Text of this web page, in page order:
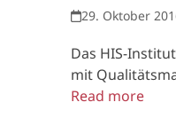
29. Oktober
Das HIS-
mit
Read more